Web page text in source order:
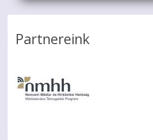
Partnereink